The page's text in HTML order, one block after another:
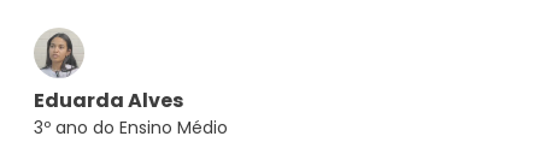
Eduarda Alves
3º ano do Ensino Médio